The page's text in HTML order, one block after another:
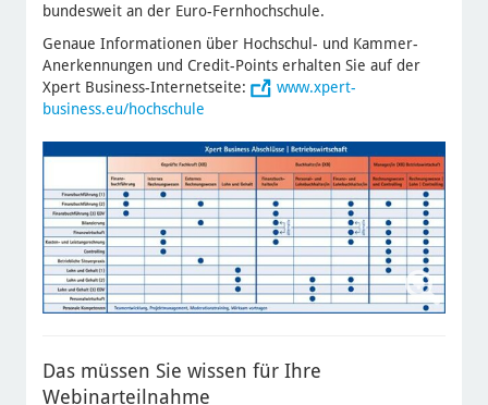
bundesweit an der Euro-Fernhochschule.
Genaue Informationen über Hochschul- und Kammer-
Anerkennungen und Credit-Points erhalten Sie auf der
Xpert Business-Internetseite:
www.xpert-
business.eu/hochschule
Das müssen Sie wissen für Ihre
Webinarteilnahme